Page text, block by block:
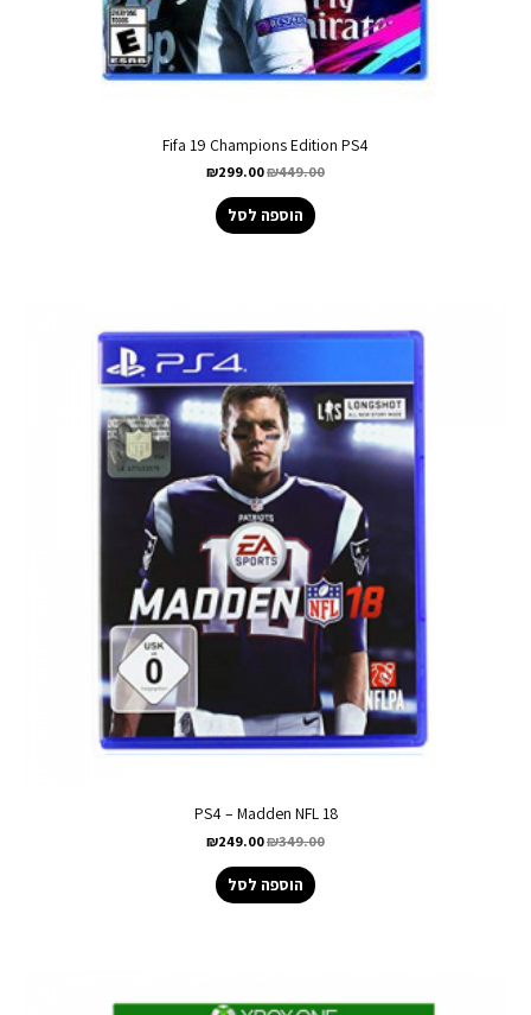
Fifa 19 Champions Edition PS4
₪449.00
₪299.00
הוספה לסל
PS4 – Madden NFL 18
₪349.00
₪249.00
הוספה לסל